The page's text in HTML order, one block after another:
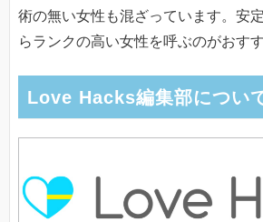
術の無い女性も混ざっています。安
らランクの高い女性を呼ぶのがおすす
Love Hacks編集部につい